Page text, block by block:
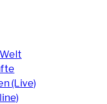
(Live)